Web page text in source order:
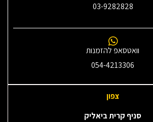
03-9282828
וואטסאפ להזמנות
054-4213306
צפון
סניף קרית ביאליק